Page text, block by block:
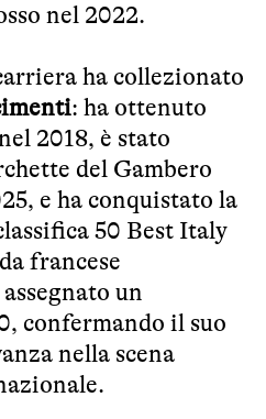
nel 2022.
ha collezionato
: ha ottenuto
2018, è stato
del Gambero
e ha conquistato la
50 Best Italy
francese
un
confermando il suo
nella scena